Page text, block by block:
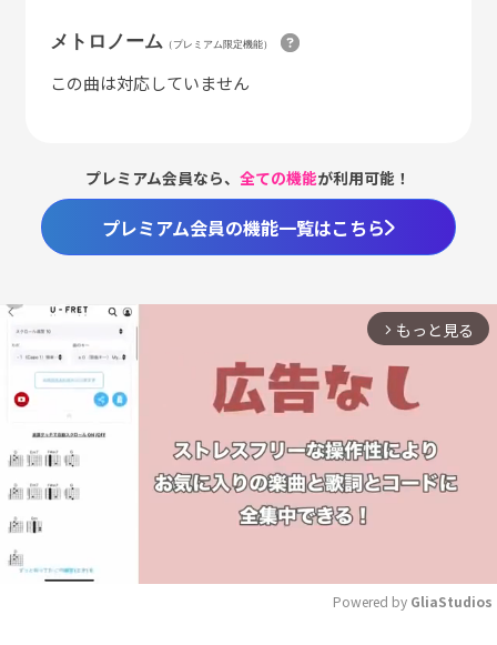
メトロノーム （プレミアム限定機能）
この曲は対応していません
プレミアム会員なら、全ての機能が利用可能！
プレミアム会員の機能一覧はこちら
arrow_forward_ios もっと見る
Powered by GliaStudios